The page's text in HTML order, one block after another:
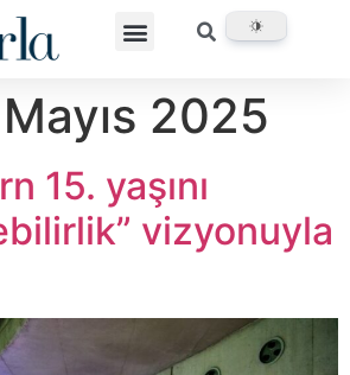
2025
15. yaşını
vizyonuyla